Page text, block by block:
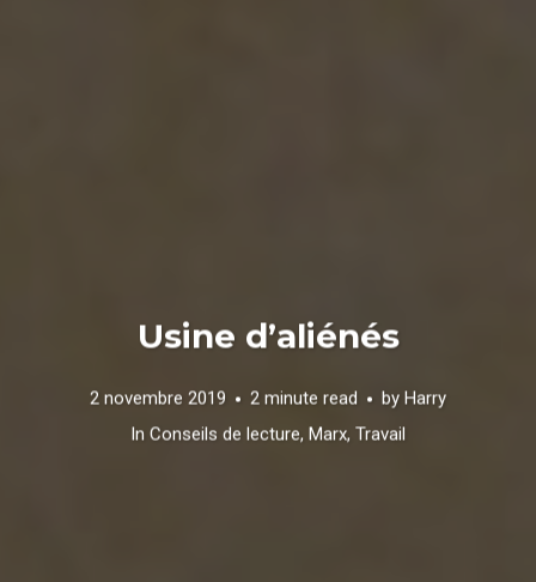
Usine d’aliénés
2 novembre 2019 2 minute read by Harry
In Conseils de lecture, Marx, Travail